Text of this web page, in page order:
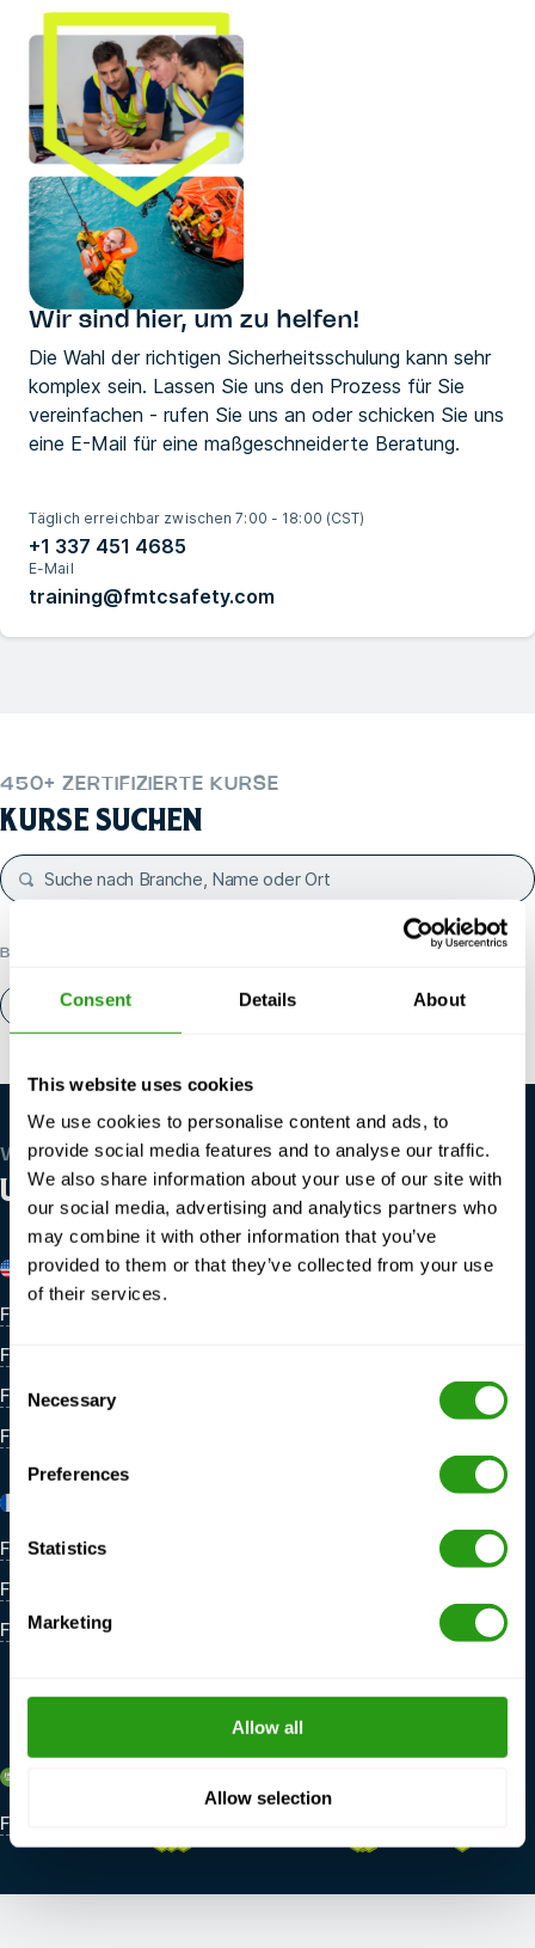
Consent Details About
This website uses cookies
We use cookies to personalise content and ads, to
provide social media features and to analyse our traffic.
We also share information about your use of our site with
our social media, advertising and analytics partners who
may combine it with other information that you’ve
provided to them or that they’ve collected from your use
of their services.
Selection
Necessary
Preferences
Statistics
Marketing
Allow all
Allow selection
Wir sind hier, um zu helfen!
Die Wahl der richtigen Sicherheitsschulung kann sehr
komplex sein. Lassen Sie uns den Prozess für Sie
vereinfachen - rufen Sie uns an oder schicken Sie uns
eine E-Mail für eine maßgeschneiderte Beratung.
Täglich erreichbar zwischen 7:00 - 18:00 (CST)
+1 337 451 4685
E-Mail
training@fmtcsafety.com
450+ ZERTIFIZIERTE KURSE
KURSE SUCHEN
BELIEBTE KATEGORIEN
Über uns
WIR SIND GLOBAL
UNSERE STANDORTE
Vereinigte Staaten
FMTC M&A New Iberia
FMTC M&A Houma
FMTC M&A Houston
FMTC M&A Lafayette
Belgien
FMTC Dünkirchen
FMTC Rennes
FMTC Marseille
FMTC Schiphol Amsterdam
FMTC Hauptsitz Amsterdam
FMTC Ras Tanura